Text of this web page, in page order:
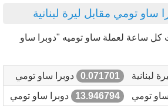
تومي مقابل ليرة لبنانية
كل ساعة لعملة ساو توميه "دوبرا ساو
لبنانية 0.071701
دوبرا ساو تومي
ساو تومي
13.946794 دوبرا ساو تومي